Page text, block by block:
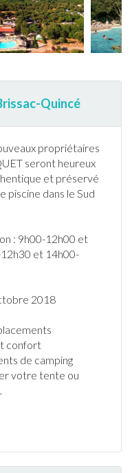
Quincé
propriétaires
seront heureux
et préservé
piscine dans le Sud
: 9h00-12h00 et
et 14h00-
2018
confort
de camping
votre tente ou